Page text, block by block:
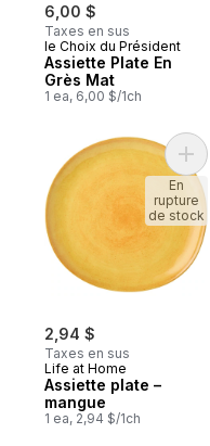
6,00 $
Taxes en sus
le Choix du Président
Assiette Plate En
Grès Mat
1 ea, 6,00 $/1ch
2,94 $
Taxes en sus
Life at Home
Assiette plate –
mangue
1 ea, 2,94 $/1ch
En
rupture
de stock